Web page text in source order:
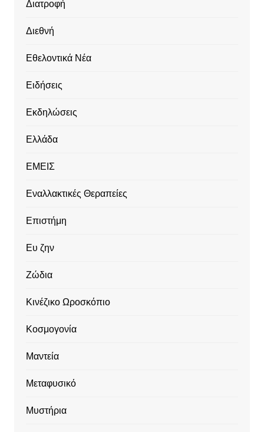
Διατροφή
Διεθνή
Εθελοντικά Νέα
Ειδήσεις
Εκδηλώσεις
Ελλάδα
ΕΜΕΙΣ
Εναλλακτικές Θεραπείες
Επιστήμη
Ευ ζην
Ζώδια
Κινέζικο Ωροσκόπιο
Κοσμογονία
Μαντεία
Μεταφυσικό
Μυστήρια